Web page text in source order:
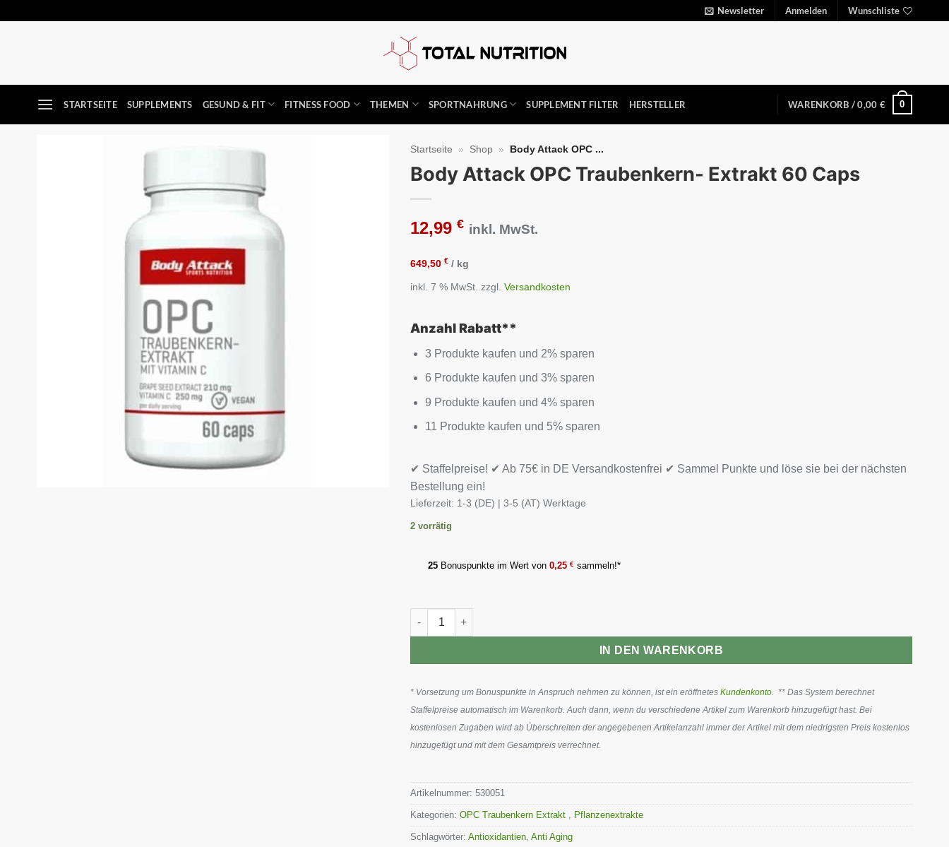
Newsletter Anmelden Wunschliste
STARTSEITE SUPPLEMENTS GESUND & FIT FITNESS FOOD THEMEN SPORTNAHRUNG SUPPLEMENT FILTER HERSTELLER WARENKORB /0,00 € 0
Startseite » Shop » Body Attack OPC ...
Body Attack OPC Traubenkern- Extrakt 60 Caps
12,99€ inkl. MwSt.
649,50€ / kg
inkl. 7 % MwSt. zzgl.Versandkosten
Anzahl Rabatt**
3 Produkte kaufen und 2% sparen
6 Produkte kaufen und 3% sparen
9 Produkte kaufen und 4% sparen
11 Produkte kaufen und 5% sparen
✔ Staffelpreise! ✔ Ab 75€ in DE Versandkostenfrei ✔ Sammel Punkte und löse sie bei der nächsten
Bestellung ein!
Lieferzeit: 1-3 (DE) | 3-5 (AT) Werktage
2 vorrätig
25 Bonuspunkte im Wert von0,25€ sammeln!*
Body Attack OPC Traubenkern- Extrakt 60 Caps Menge
IN DEN WARENKORB
* Vorsetzung um Bonuspunkte in Anspruch nehmen zu können, ist ein eröffnetesKundenkonto. ** Das System berechnet
Staffelpreise automatisch im Warenkorb. Auch dann, wenn du verschiedene Artikel zum Warenkorb hinzugefügt hast. Bei
kostenlosen Zugaben wird ab Überschreiten der angegebenen Artikelanzahl immer der Artikel mit dem niedrigsten Preis kostenlos
hinzugefügt und mit dem Gesamtpreis verrechnet.
Artikelnummer:530051
Kategorien:OPC Traubenkern Extrakt , Pflanzenextrakte
Schlagwörter:Antioxidantien,Anti Aging